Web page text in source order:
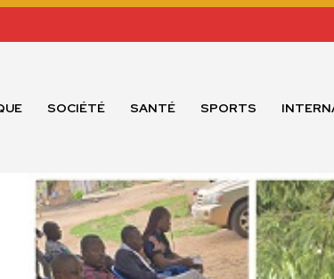
SOCIÉTÉ SANTÉ SPORTS